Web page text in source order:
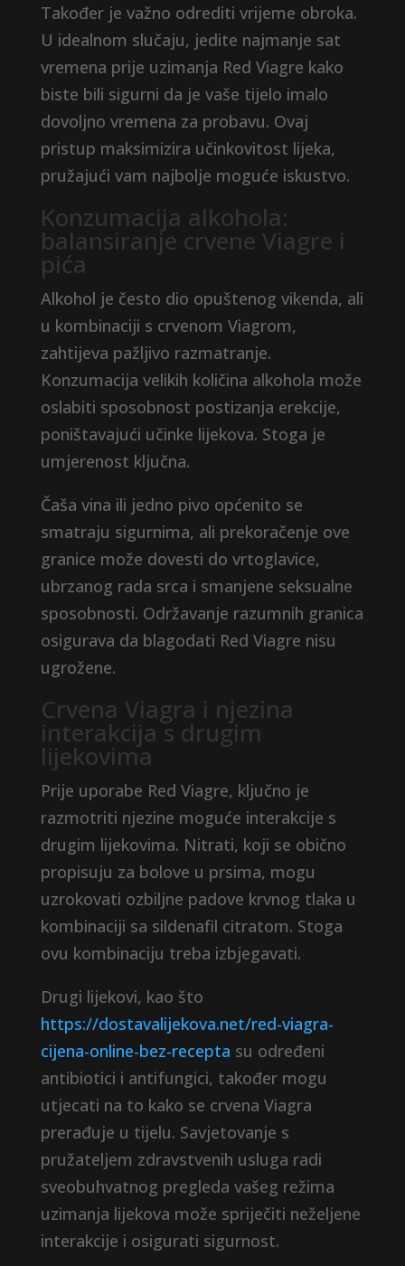
Također je važno odrediti vrijeme obroka.
U idealnom slučaju, jedite najmanje sat
vremena prije uzimanja Red Viagre kako
biste bili sigurni da je vaše tijelo imalo
dovoljno vremena za probavu. Ovaj
pristup maksimizira učinkovitost lijeka,
pružajući vam najbolje moguće iskustvo.
Konzumacija alkohola:
balansiranje crvene Viagre i
pića
Alkohol je često dio opuštenog vikenda, ali
u kombinaciji s crvenom Viagrom,
zahtijeva pažljivo razmatranje.
Konzumacija velikih količina alkohola može
oslabiti sposobnost postizanja erekcije,
poništavajući učinke lijekova. Stoga je
umjerenost ključna.
Čaša vina ili jedno pivo općenito se
smatraju sigurnima, ali prekoračenje ove
granice može dovesti do vrtoglavice,
ubrzanog rada srca i smanjene seksualne
sposobnosti. Održavanje razumnih granica
osigurava da blagodati Red Viagre nisu
ugrožene.
Crvena Viagra i njezina
interakcija s drugim
lijekovima
Prije uporabe Red Viagre, ključno je
razmotriti njezine moguće interakcije s
drugim lijekovima. Nitrati, koji se obično
propisuju za bolove u prsima, mogu
uzrokovati ozbiljne padove krvnog tlaka u
kombinaciji sa sildenafil citratom. Stoga
ovu kombinaciju treba izbjegavati.
Drugi lijekovi, kao što
https://dostavalijekova.net/red-viagra-
cijena-online-bez-recepta su određeni
antibiotici i antifungici, također mogu
utjecati na to kako se crvena Viagra
prerađuje u tijelu. Savjetovanje s
pružateljem zdravstvenih usluga radi
sveobuhvatnog pregleda vašeg režima
uzimanja lijekova može spriječiti neželjene
interakcije i osigurati sigurnost.